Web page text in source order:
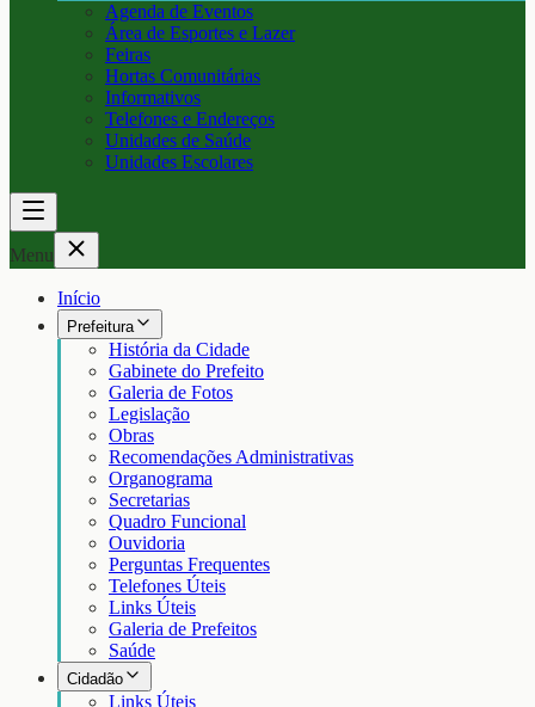
Agenda de Eventos
Área de Esportes e Lazer
Feiras
Hortas Comunitárias
Informativos
Telefones e Endereços
Unidades de Saúde
Unidades Escolares
Menu
Início
Prefeitura
História da Cidade
Gabinete do Prefeito
Galeria de Fotos
Legislação
Obras
Recomendações Administrativas
Organograma
Secretarias
Quadro Funcional
Ouvidoria
Perguntas Frequentes
Telefones Úteis
Links Úteis
Galeria de Prefeitos
Saúde
Cidadão
Links Úteis